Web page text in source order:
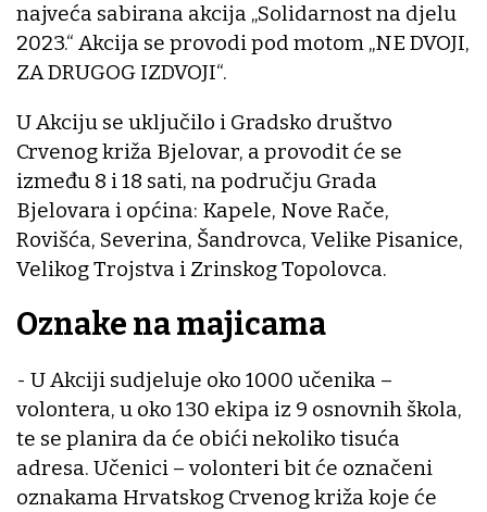
najveća sabirana akcija „Solidarnost na djelu
2023.“ Akcija se provodi pod motom „NE DVOJI,
ZA DRUGOG IZDVOJI“.
U Akciju se uključilo i Gradsko društvo
Crvenog križa Bjelovar, a provodit će se
između 8 i 18 sati, na području Grada
Bjelovara i općina: Kapele, Nove Rače,
Rovišća, Severina, Šandrovca, Velike Pisanice,
Velikog Trojstva i Zrinskog Topolovca.
Oznake na majicama
- U Akciji sudjeluje oko 1000 učenika –
volontera, u oko 130 ekipa iz 9 osnovnih škola,
te se planira da će obići nekoliko tisuća
adresa. Učenici – volonteri bit će označeni
oznakama Hrvatskog Crvenog križa koje će